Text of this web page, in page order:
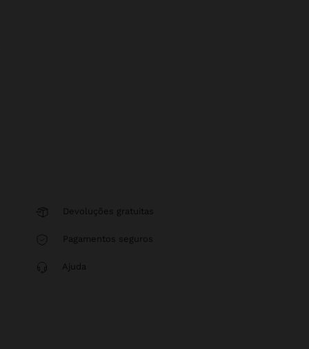
Devoluções gratuitas
Pagamentos seguros
Ajuda